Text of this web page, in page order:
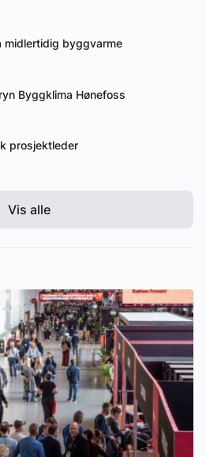
midlertidig byggvarme
Byggklima Hønefoss
prosjektleder
Vis alle